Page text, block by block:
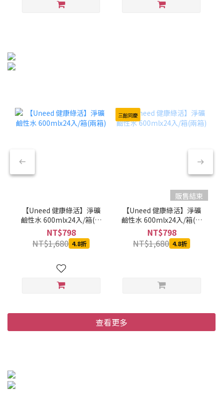
【Uneed 健康綠活】淨礦
鹼性水 600mlx24入/箱(兩
箱)
NT$798
NT$1,680 4.8折
三館同慶
販售結束
【Uneed 健康綠活】淨礦
鹼性水 600mlx24入/箱(兩
箱)
NT$798
NT$1,680 4.8折
查看更多